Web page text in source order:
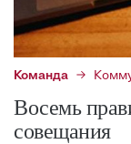
Команда
Восемь
совещания